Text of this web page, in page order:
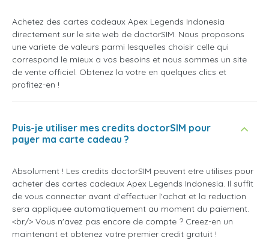
Achetez des cartes cadeaux Apex Legends Indonesia
directement sur le site web de doctorSIM. Nous proposons
une variete de valeurs parmi lesquelles choisir celle qui
correspond le mieux a vos besoins et nous sommes un site
de vente officiel. Obtenez la votre en quelques clics et
profitez-en !
Puis-je utiliser mes credits doctorSIM pour
payer ma carte cadeau ?
Absolument ! Les credits doctorSIM peuvent etre utilises pour
acheter des cartes cadeaux Apex Legends Indonesia. Il suffit
de vous connecter avant d'effectuer l'achat et la reduction
sera appliquee automatiquement au moment du paiement.
<br/> Vous n'avez pas encore de compte ? Creez-en un
maintenant et obtenez votre premier credit gratuit !